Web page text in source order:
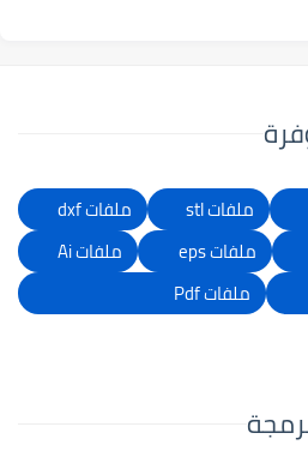
ملفات stl
ملفات dxf
ملفات eps
ملفات Ai
ملفات Pdf